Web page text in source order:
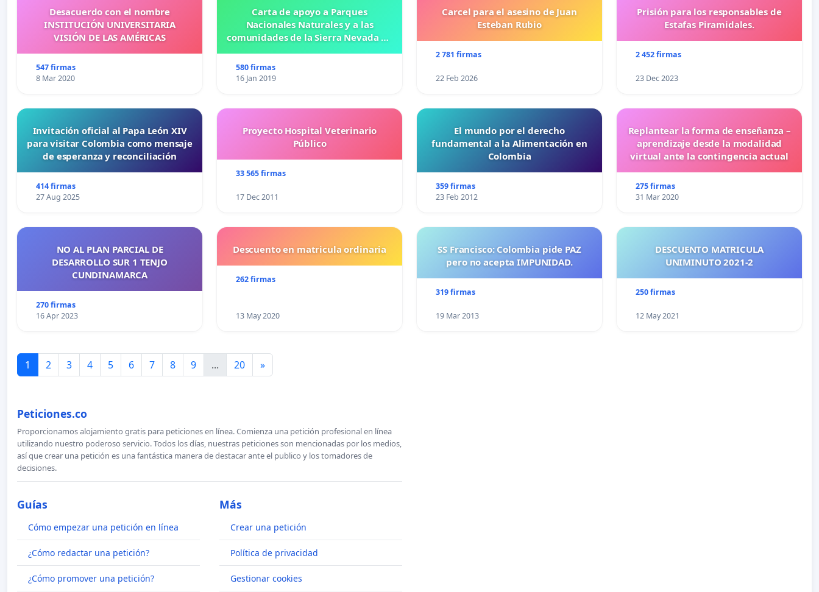
Desacuerdo con el nombre
INSTITUCIÓN UNIVERSITARIA
VISIÓN DE LAS AMÉRICAS
547 firmas
8 Mar 2020
Carta de apoyo a Parques
Nacionales Naturales y a las
comunidades de la Sierra Nevada de
580 firmas
16 Jan 2019
Carcel para el asesino de Juan
Esteban Rubio
2 781 firmas
22 Feb 2026
Prisión para los responsables de
Estafas Piramidales.
2 452 firmas
23 Dec 2023
Invitación oficial al Papa León XIV
para visitar Colombia como mensaje
de esperanza y reconciliación
414 firmas
27 Aug 2025
Proyecto Hospital Veterinario
Público
33 565 firmas
17 Dec 2011
El mundo por el derecho
fundamental a la Alimentación en
Colombia
359 firmas
23 Feb 2012
Replantear la forma de enseñanza –
aprendizaje desde la modalidad
virtual ante la contingencia actual
275 firmas
31 Mar 2020
NO AL PLAN PARCIAL DE
DESARROLLO SUR 1 TENJO
CUNDINAMARCA
270 firmas
16 Apr 2023
Descuento en matricula ordinaria
262 firmas
13 May 2020
SS Francisco: Colombia pide PAZ
pero no acepta IMPUNIDAD.
319 firmas
19 Mar 2013
DESCUENTO MATRICULA
UNIMINUTO 2021-2
250 firmas
12 May 2021
1 2 3 4 5 6 7 8 9 ... 20 »
Peticiones.co
Proporcionamos alojamiento gratis para peticiones en línea. Comienza una petición profesional en línea
utilizando nuestro poderoso servicio. Todos los días, nuestras peticiones son mencionadas por los medios,
así que crear una petición es una fantástica manera de destacar ante el publico y los tomadores de
decisiones.
Guías
Cómo empezar una petición en línea
¿Cómo redactar una petición?
¿Cómo promover una petición?
Más
Crear una petición
Política de privacidad
Gestionar cookies